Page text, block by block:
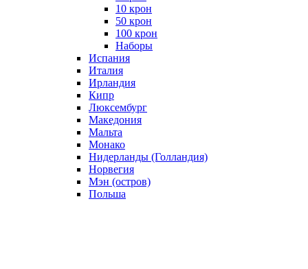
10 крон
50 крон
100 крон
Наборы
Испания
Италия
Ирландия
Кипр
Люксембург
Македония
Мальта
Монако
Нидерланды (Голландия)
Норвегия
Мэн (остров)
Польша